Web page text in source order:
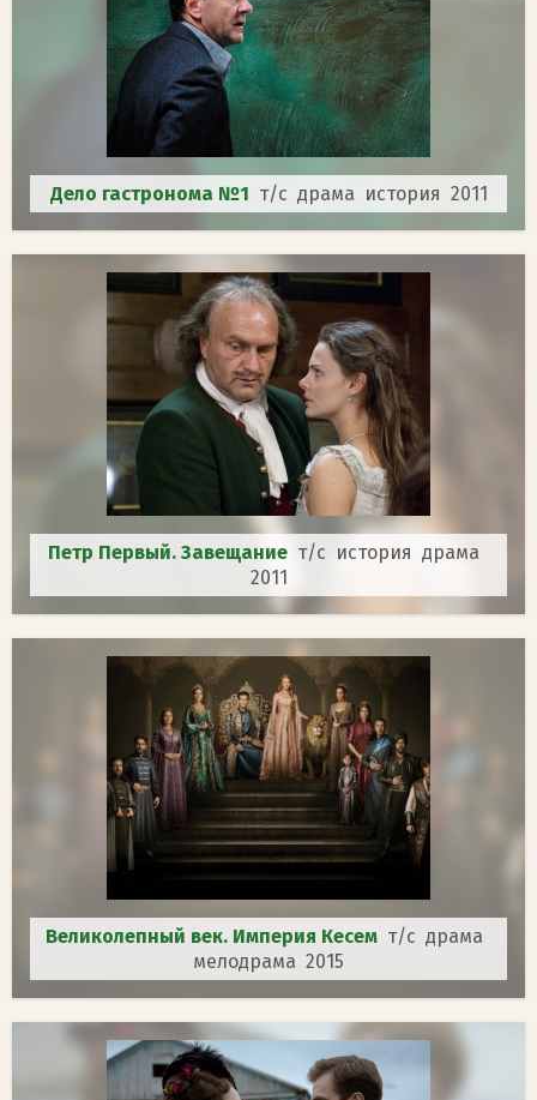
Дело гастронома №1 т/с драма история 2011
Петр Первый. Завещание т/с история драма
2011
Великолепный век. Империя Кесем т/с драма
мелодрама 2015